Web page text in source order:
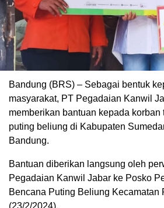
Bandung (BRS) – Sebagai bentuk
masyarakat, PT Pegadaian Kanwil
memberikan bantuan kepada korban
puting beliung di Kabupaten
Bandung.
Bantuan diberikan langsung oleh
Pegadaian Kanwil Jabar ke Posko
Bencana Puting Beliung Kecamatan
(23/2/2024).